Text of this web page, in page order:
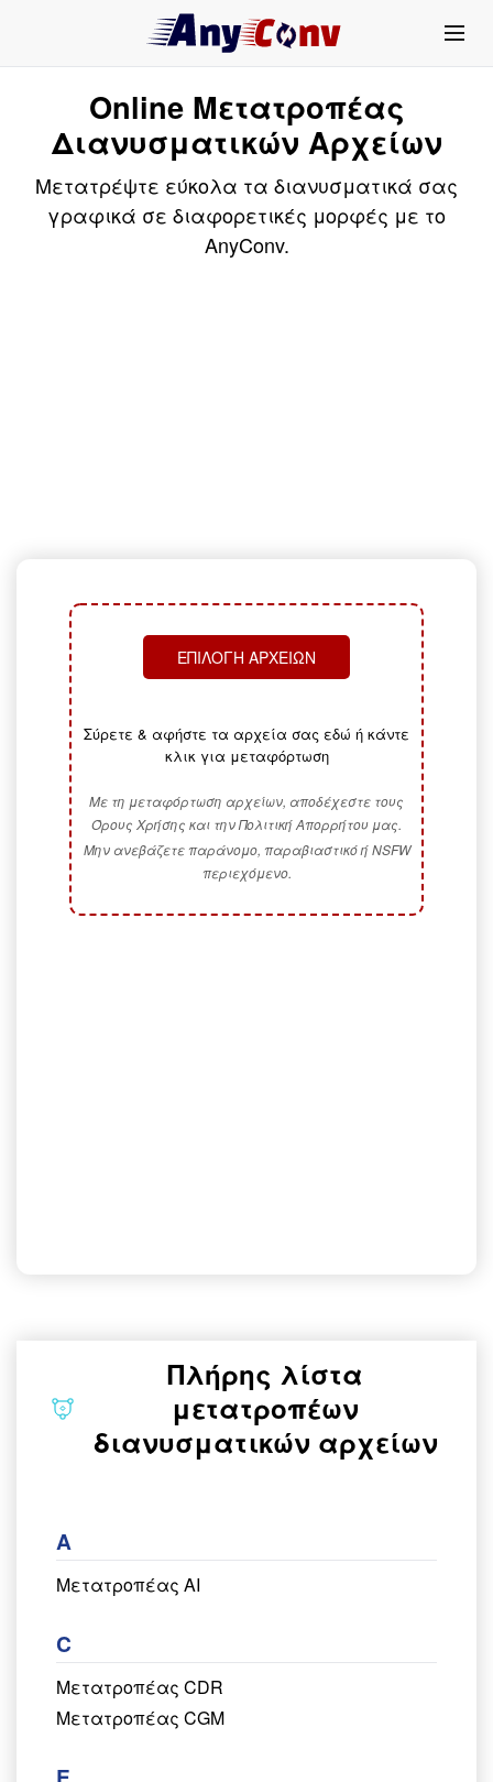
Online Μετατροπέας
Διανυσματικών Αρχείων
Μετατρέψτε εύκολα τα διανυσματικά σας
γραφικά σε διαφορετικές μορφές με το
AnyConv.
ΕΠΙΛΟΓΉ ΑΡΧΕΊΩΝ
Σύρετε & αφήστε τα αρχεία σας εδώ ή κάντε
κλικ για μεταφόρτωση
Με τη μεταφόρτωση αρχείων, αποδέχεστε τους
Όρους Χρήσης και την Πολιτική Απορρήτου μας.
Μην ανεβάζετε παράνομο, παραβιαστικό ή NSFW
περιεχόμενο.
Πλήρης λίστα
μετατροπέων
διανυσματικών αρχείων
A
Μετατροπέας AI
C
Μετατροπέας CDR
Μετατροπέας CGM